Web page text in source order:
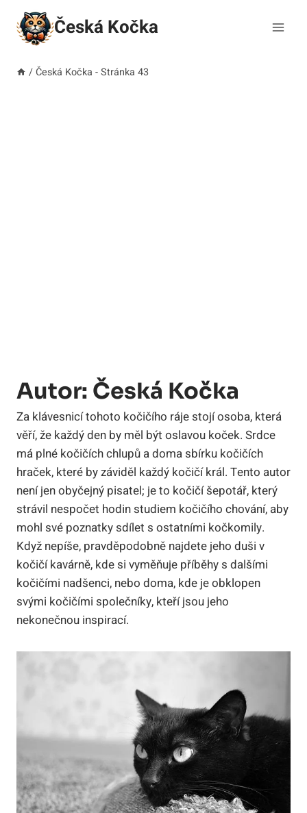
Přeskočit
obsah
Česká Kočka
/ Česká Kočka - Stránka 43
Autor: Česká Kočka
Za klávesnicí tohoto kočičího ráje stojí osoba, která
věří, že každý den by měl být oslavou koček. Srdce
má plné kočičích chlupů a doma sbírku kočičích
hraček, které by záviděl každý kočičí král. Tento autor
není jen obyčejný pisatel; je to kočičí šepotář, který
strávil nespočet hodin studiem kočičího chování, aby
mohl své poznatky sdílet s ostatními kočkomily.
Když nepíše, pravděpodobně najdete jeho duši v
kočičí kavárně, kde si vyměňuje příběhy s dalšími
kočičími nadšenci, nebo doma, kde je obklopen
svými kočičími společníky, kteří jsou jeho
nekonečnou inspirací.